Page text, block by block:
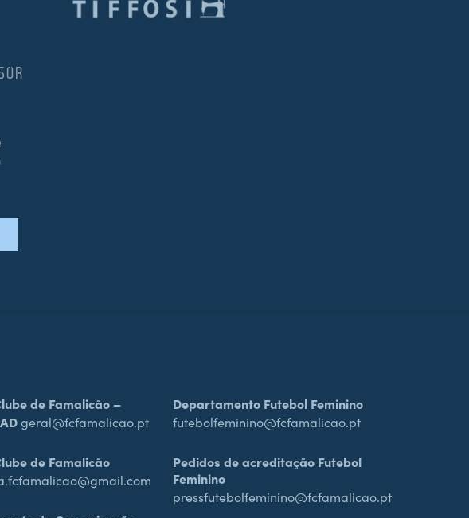
de Famalicão –
geral@fcfamalicao.pt
de Famalicão
Departamento Futebol Feminino
futebolfeminino@fcfamalicao.pt
Pedidos de acreditação Futebol
Feminino
pressfutebolfeminino@fcfamalicao.pt